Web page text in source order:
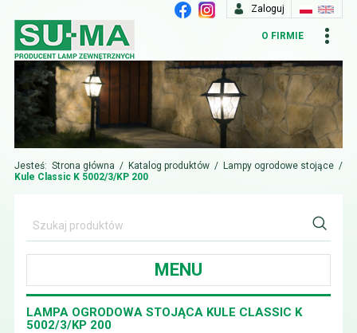
Zaloguj
O FIRMIE
Jesteś: Strona główna / Katalog produktów / Lampy ogrodowe stojące /
Kule Classic K 5002/3/KP 200
MENU
LAMPA OGRODOWA STOJĄCA KULE CLASSIC K
5002/3/KP 200